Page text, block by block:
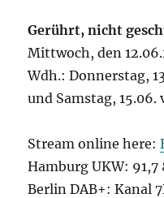
Gerührt, nicht
Mittwoch, den
Wdh.: Donnerstag,
und Samstag,
Stream online here:
Hamburg UKW: 91,7
Berlin DAB+: Kanal